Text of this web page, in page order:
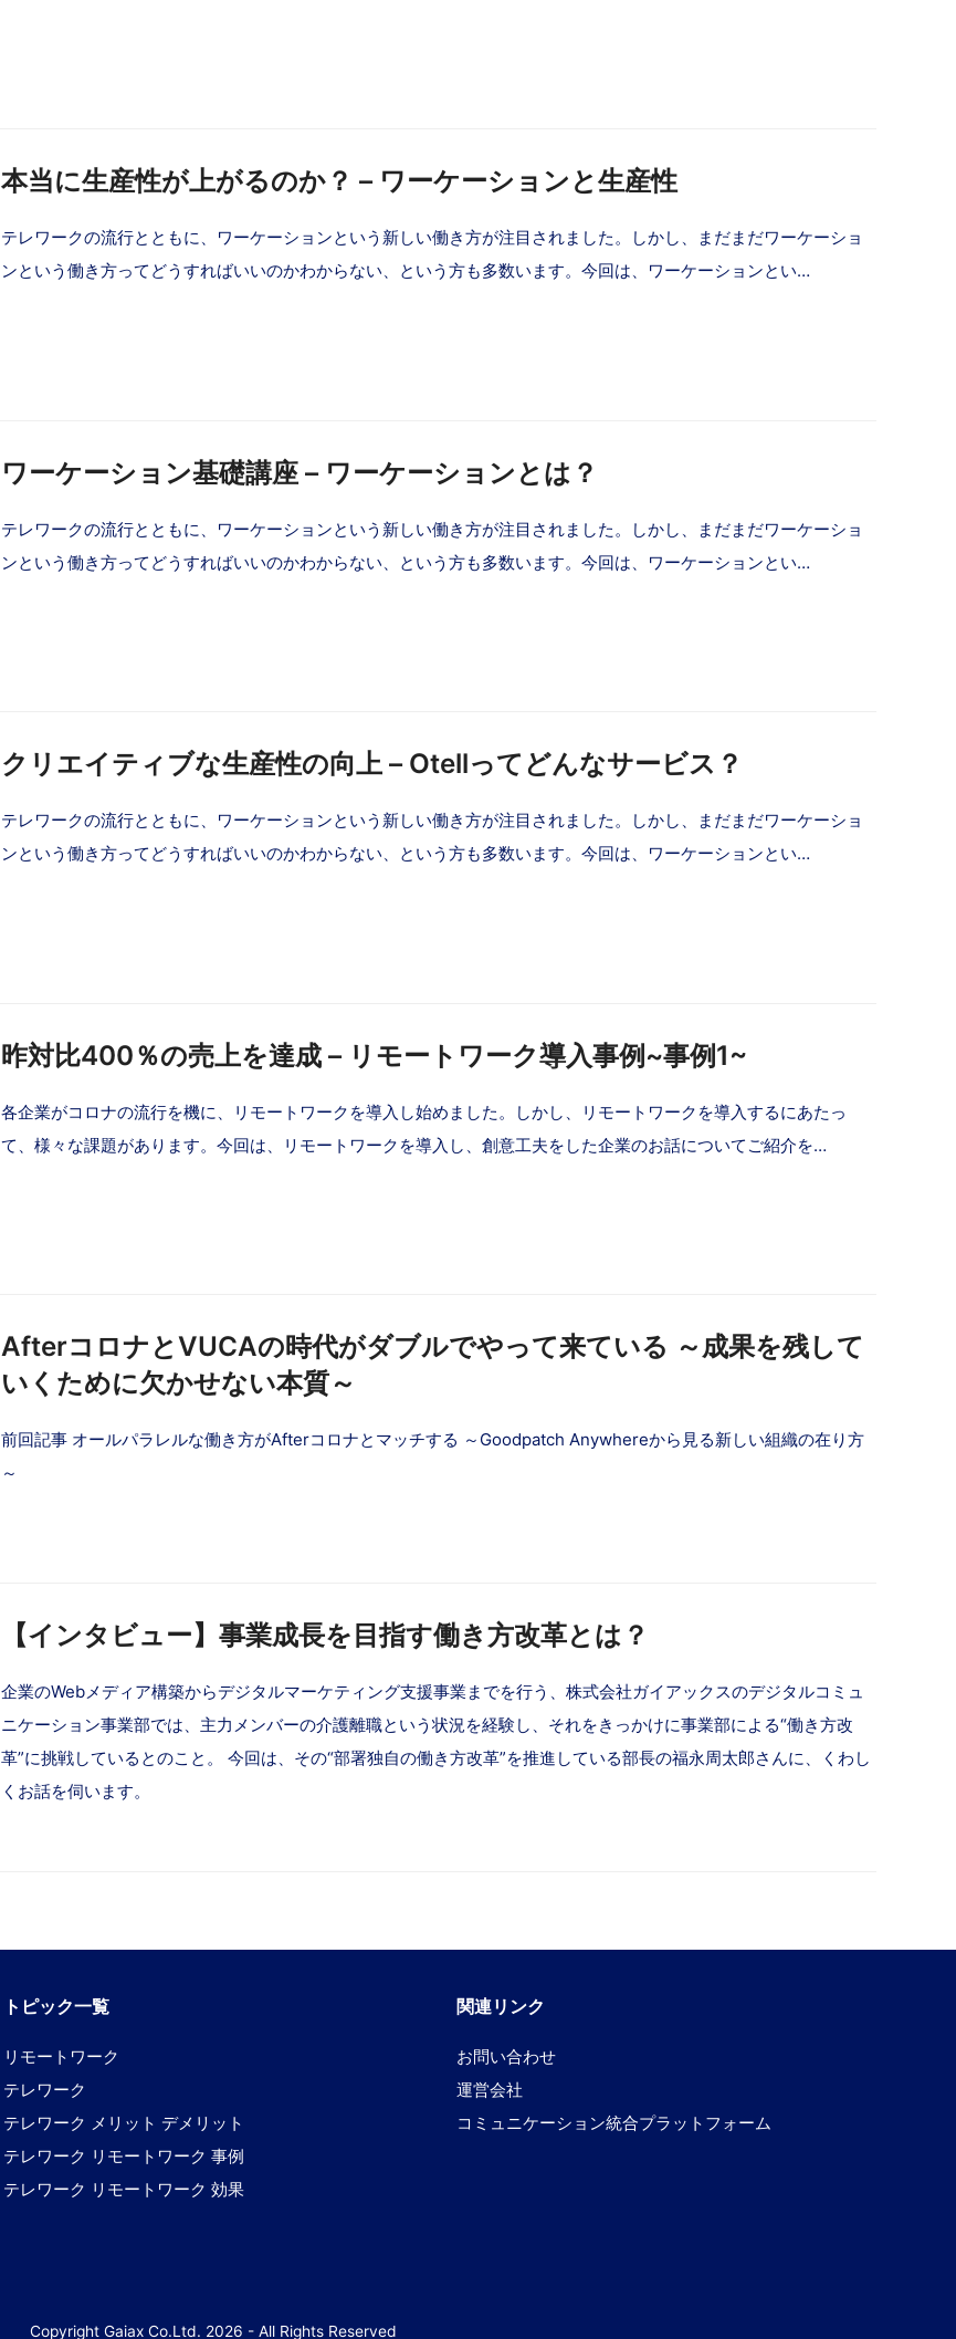
本当に生産性が上がるのか？ – ワーケーションと生産性
テレワークの流行とともに、ワーケーションという新しい働き方が注目されました。しかし、まだまだワーケーショ
ンという働き方ってどうすればいいのかわからない、という方も多数います。今回は、ワーケーションとい…
ワーケーション基礎講座 – ワーケーションとは？
テレワークの流行とともに、ワーケーションという新しい働き方が注目されました。しかし、まだまだワーケーショ
ンという働き方ってどうすればいいのかわからない、という方も多数います。今回は、ワーケーションとい…
クリエイティブな生産性の向上 – Otellってどんなサービス？
テレワークの流行とともに、ワーケーションという新しい働き方が注目されました。しかし、まだまだワーケーショ
ンという働き方ってどうすればいいのかわからない、という方も多数います。今回は、ワーケーションとい…
昨対比400％の売上を達成 – リモートワーク導入事例~事例1~
各企業がコロナの流行を機に、リモートワークを導入し始めました。しかし、リモートワークを導入するにあたっ
て、様々な課題があります。今回は、リモートワークを導入し、創意工夫をした企業のお話についてご紹介を…
AfterコロナとVUCAの時代がダブルでやって来ている ～成果を残して
いくために欠かせない本質～
前回記事 オールパラレルな働き方がAfterコロナとマッチする ～Goodpatch Anywhereから見る新しい組織の在り方
～
【インタビュー】事業成長を目指す働き方改革とは？
企業のWebメディア構築からデジタルマーケティング支援事業までを行う、株式会社ガイアックスのデジタルコミュ
ニケーション事業部では、主力メンバーの介護離職という状況を経験し、それをきっかけに事業部による“働き方改
革”に挑戦しているとのこと。 今回は、その“部署独自の働き方改革”を推進している部長の福永周太郎さんに、くわし
くお話を伺います。
トピック一覧
リモートワーク
テレワーク
テレワーク メリット デメリット
テレワーク リモートワーク 事例
テレワーク リモートワーク 効果
関連リンク
お問い合わせ
運営会社
コミュニケーション統合プラットフォーム
Copyright Gaiax Co.Ltd. 2026 - All Rights Reserved